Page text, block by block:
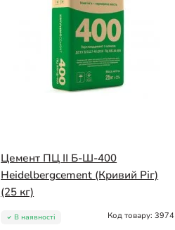
Цемент ПЦ II Б-Ш-400
Heidelbergcement (Кривий Ріг)
(25 кг)
В наявності Код товару: 3974